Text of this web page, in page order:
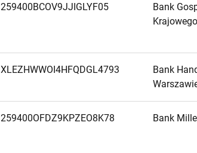
259400BCOV9JJIGLYF05
Bank
Krajowego
XLEZHWWOI4HFQDGL4793
Bank
259400OFDZ9KPZEO8K78 Bank